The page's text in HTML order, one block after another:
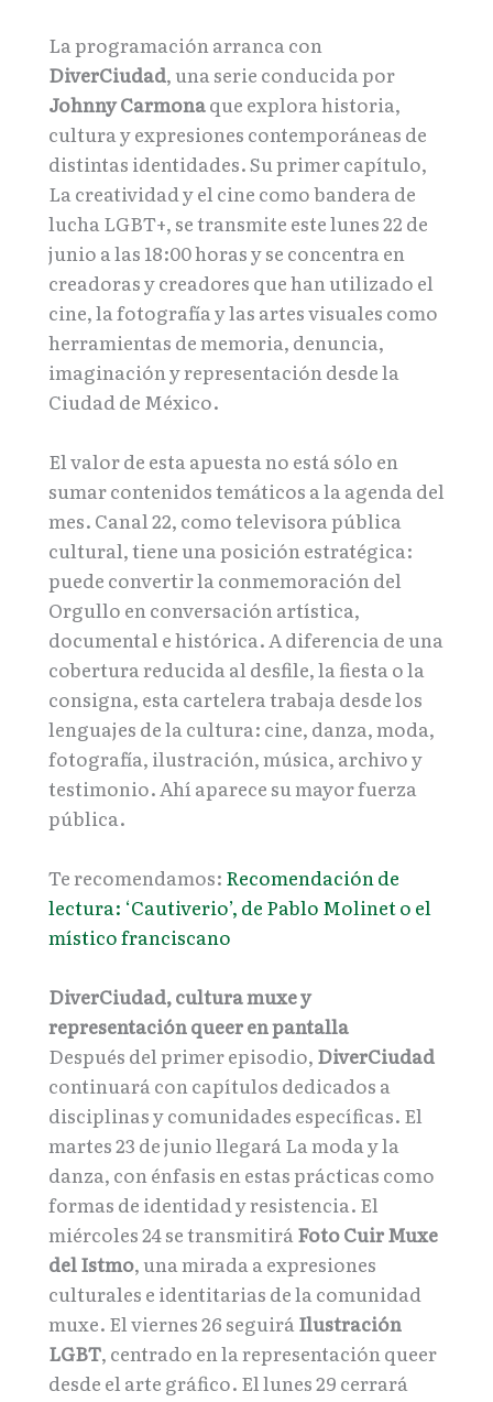
La programación arranca con
DiverCiudad, una serie conducida por
Johnny Carmonaque explora historia,
cultura y expresiones contemporáneas de
distintas identidades. Su primer capítulo,
La creatividad y el cine como bandera de
lucha LGBT+, se transmite este lunes 22 de
junio a las 18:00 horas y se concentra en
creadoras y creadores que han utilizado el
cine, la fotografía y las artes visuales como
herramientas de memoria, denuncia,
imaginación y representación desde la
Ciudad de México.
El valor de esta apuesta no está sólo en
sumar contenidos temáticos a la agenda del
mes. Canal 22, como televisora pública
cultural, tiene una posición estratégica:
puede convertir la conmemoración del
Orgullo en conversación artística,
documental e histórica. A diferencia de una
cobertura reducida al desfile, la fiesta o la
consigna, esta cartelera trabaja desde los
lenguajes de la cultura: cine, danza, moda,
fotografía, ilustración, música, archivo y
testimonio. Ahí aparece su mayor fuerza
pública.
Te recomendamos: Recomendación de
lectura: ‘Cautiverio’, de Pablo Molinet o el
místico franciscano
DiverCiudad, cultura muxe y
representación queer en pantalla
Después del primer episodio, DiverCiudad
continuará con capítulos dedicados a
disciplinas y comunidades específicas. El
martes 23 de junio llegará La moda y la
danza, con énfasis en estas prácticas como
formas de identidad y resistencia. El
miércoles 24 se transmitiráFoto Cuir Muxe
del Istmo, una mirada a expresiones
culturales e identitarias de la comunidad
muxe. El viernes 26 seguiráIlustración
LGBT, centrado en la representación queer
desde el arte gráfico. El lunes 29 cerrará